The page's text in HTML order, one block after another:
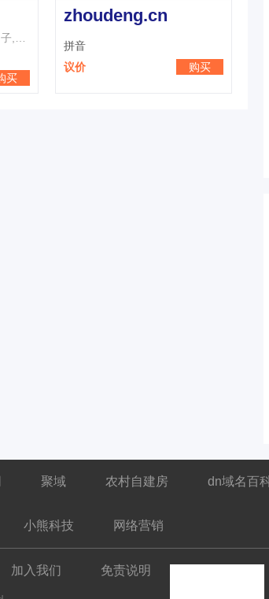
买
zhoudeng.cn
拼音
议价
购买
聚域 农村自建房 dn域名百
小熊科技 网络营销
加入我们 免责说明